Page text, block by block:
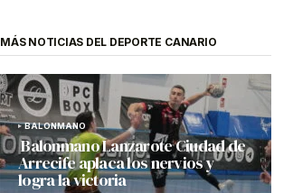
MÁS NOTICIAS DEL DEPORTE CANARIO
BALONMANO
Balonmano Lanzarote Ciudad de
Arrecife aplaca los nervios y
logra la victoria